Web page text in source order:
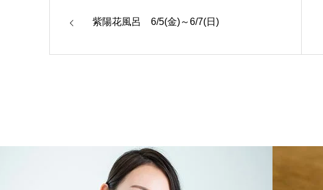
紫陽花風呂 6/5(金)～6/7(日)